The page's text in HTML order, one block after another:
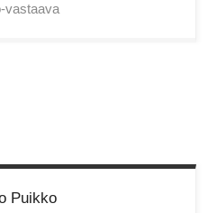
vastaava
Puikko